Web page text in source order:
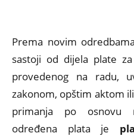
Prema novim
sastoji od dijela plate
provedenog na radu,
zakonom, opštim aktom
primanja po osnovu
određena plata je